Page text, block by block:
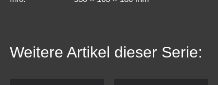
Weitere Artikel dieser Serie: